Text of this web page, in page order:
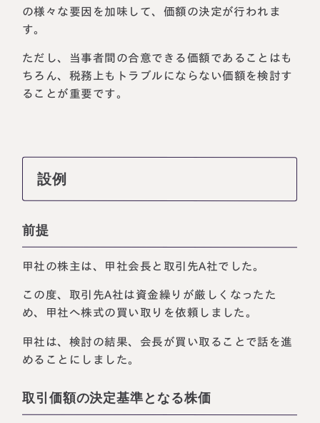
の様々な要因を加味して、価額の決定が行われま
す。
ただし、当事者間の合意できる価額であることはも
ちろん、税務上もトラブルにならない価額を検討す
ることが重要です。
設例
前提
甲社の株主は、甲社会長と取引先A社でした。
この度、取引先A社は資金繰りが厳しくなったた
め、甲社へ株式の買い取りを依頼しました。
甲社は、検討の結果、会長が買い取ることで話を進
めることにしました。
取引価額の決定基準となる株価